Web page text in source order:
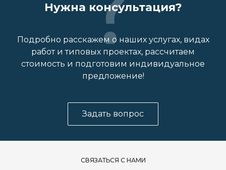
Нужна консультация?
Подробно расскажем о наших услугах, видах
работ и типовых проектах, рассчитаем
стоимость и подготовим индивидуальное
предложение!
Задать вопрос
СВЯЗАТЬСЯ С НАМИ